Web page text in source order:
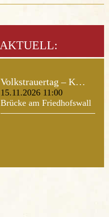
AKTUELL:
Volkstrauertag – K…
15.11.2026 11:00
Brücke am Friedhofswall